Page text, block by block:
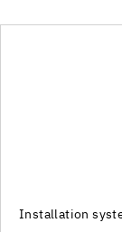
flooring